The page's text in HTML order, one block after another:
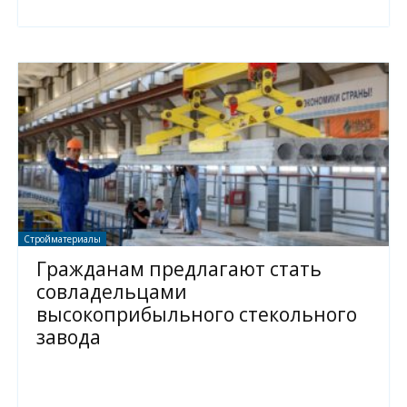
Стройматериалы
Гражданам предлагают стать
совладельцами
высокоприбыльного стекольного
завода